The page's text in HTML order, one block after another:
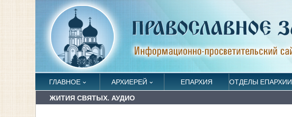
ГЛАВНОЕ АРХИЕРЕЙ ЕПАРХИЯ ОТДЕЛЫ ЕПАРХИИ
ЖИТИЯ СВЯТЫХ. АУДИО